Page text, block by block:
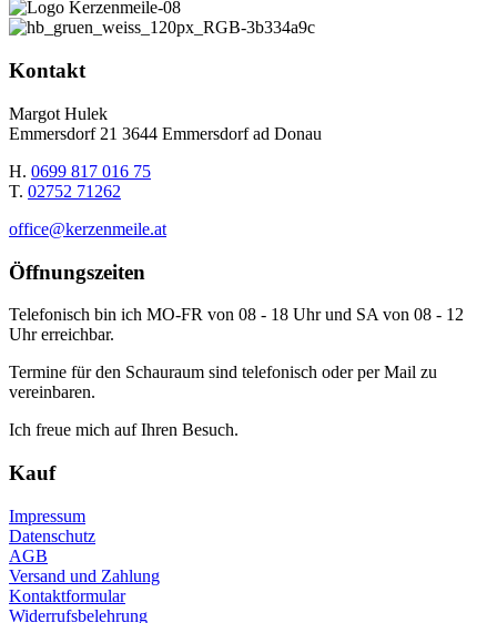
Kontakt
Margot Hulek
Emmersdorf 21 3644 Emmersdorf ad Donau
H. 0699 817 016 75
T. 02752 71262
office@kerzenmeile.at
Öffnungszeiten
Telefonisch bin ich MO-FR von 08 - 18 Uhr und SA von 08 - 12
Uhr erreichbar.
Termine für den Schauraum sind telefonisch oder per Mail zu
vereinbaren.
Ich freue mich auf Ihren Besuch.
Kauf
Impressum
Datenschutz
AGB
Versand und Zahlung
Kontaktformular
Widerrufsbelehrung